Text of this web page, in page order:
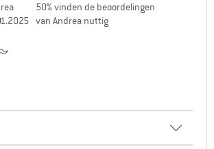
50% vinden de beoordelingen
van Andrea nuttig